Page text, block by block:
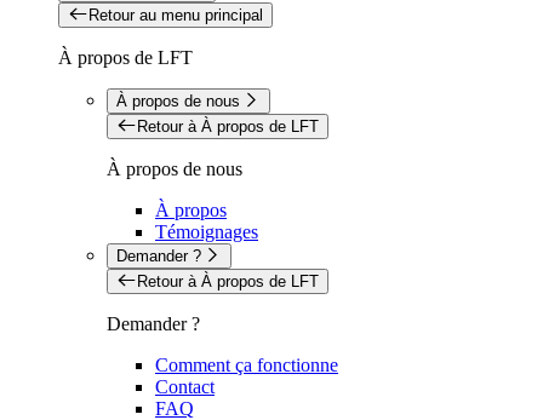
Retour au menu principal
À propos de LFT
À propos de nous
Retour à À propos de LFT
À propos de nous
À propos
Témoignages
Demander ?
Retour à À propos de LFT
Demander ?
Comment ça fonctionne
Contact
FAQ